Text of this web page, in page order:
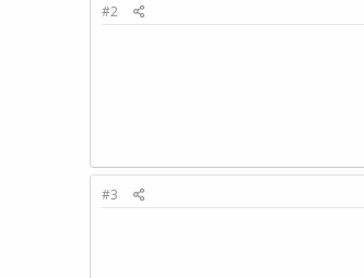
#2
#3